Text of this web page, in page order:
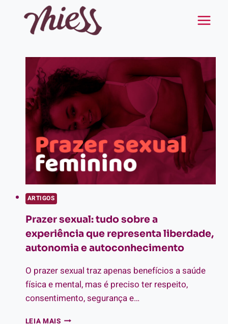
ARTIGOS
Prazer sexual: tudo sobre a
experiência que representa liberdade,
autonomia e autoconhecimento
O prazer sexual traz apenas benefícios a saúde
física e mental, mas é preciso ter respeito,
consentimento, segurança e…
LEIA MAISPRAZER